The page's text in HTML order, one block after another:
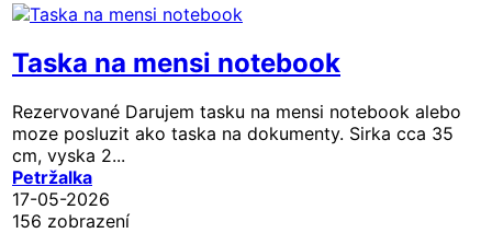
Taska na mensi notebook
Rezervované Darujem tasku na mensi notebook alebo
moze posluzit ako taska na dokumenty. Sirka cca 35
cm, vyska 2...
Petržalka
17-05-2026
156 zobrazení